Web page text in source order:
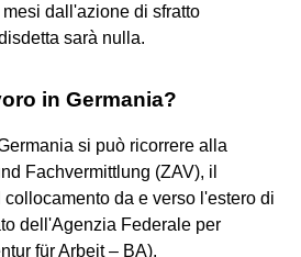
dall'azione di sfratto
sarà nulla.
in Germania?
si può ricorrere alla
Fachvermittlung (ZAV), il
da e verso l'estero di
dell'Agenzia Federale per
für Arbeit – BA).